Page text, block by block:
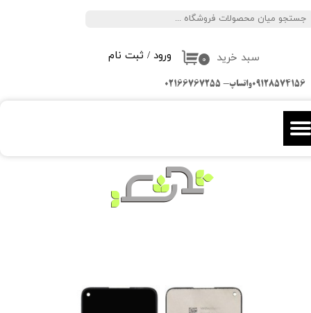
ورود / ثبت نام
تغییر گذر واژه
سفارشات
خروج از حساب کاربری
۰ سبد خرید